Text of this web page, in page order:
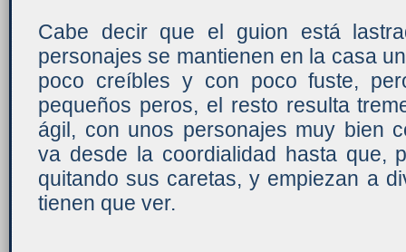
Cabe decir que el guion está
personajes se mantienen en la casa
poco creíbles y con poco fuste,
pequeños peros, el resto resulta
ágil, con unos personajes muy bien
va desde la coordialidad hasta que,
quitando sus caretas, y empiezan a
tienen que ver.